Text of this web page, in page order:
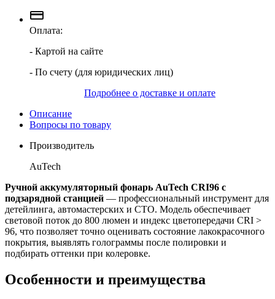
Оплата:
- Картой на сайте
- По счету (для юридических лиц)
Подробнее о доставке и оплате
Описание
Вопросы по товару
Производитель
AuTech
Ручной аккумуляторный фонарь AuTech CRI96 с
подзарядной станцией — профессиональный инструмент для
детейлинга, автомастерских и СТО. Модель обеспечивает
световой поток до 800 люмен и индекс цветопередачи CRI >
96, что позволяет точно оценивать состояние лакокрасочного
покрытия, выявлять голограммы после полировки и
подбирать оттенки при колеровке.
Особенности и преимущества